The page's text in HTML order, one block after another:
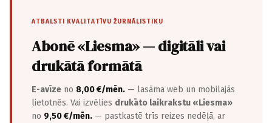
ATBALSTI KVALITATĪVU ŽURNĀLISTIKU
Abonē «Liesma» — digitāli vai
drukātā formātā
E-avīze no 8,00 €/mēn. — lasāma web un mobilajās
lietotnēs. Vai izvēlies drukāto laikrakstu «Liesma»
no 9,50 €/mēn. — pastkastē trīs reizes nedēļā, ar